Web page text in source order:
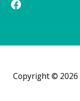
Facebook
Copyright © 2026